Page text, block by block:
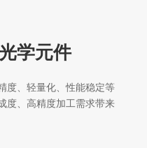
学元件
度、轻量化、性能稳定等
度、高精度加工需求带来